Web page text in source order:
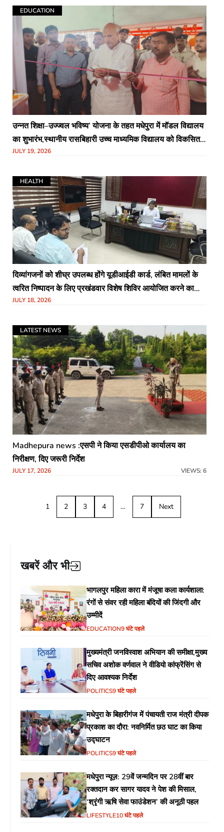
EDUCATION
उन्नत शिक्षा–उज्ज्वल भविष्य’ योजना के तहत मधेपुरा में मॉडल विद्यालय
का शुभारंभ,स्थानीय रासबिहारी उच्च माध्यमिक विद्यालय को विकसित
किया जाएगा आधुनिक आदर्श विद्यालय के रूप में
JULY 19, 2026
HEALTH
दिव्यांगजनों को शीघ्र उपलब्ध होंगे यूडीआईडी कार्ड, लंबित मामलों के
त्वरित निष्पादन के लिए प्रखंडवार विशेष शिविर आयोजित करने का
निर्देश : जिला पदाधिकारी
JULY 18, 2026
LATEST NEWS
Madhepura news :एसपी ने किया एसडीपीओ कार्यालय का
निरीक्षण, दिए जरूरी निर्देश
JULY 17, 2026 VIEWS: 6
1 2 3 4 … 7 Next
खबरें और भी
भागलपुर महिला कारा में मंजूषा कला कार्यशाला:
रंगों से संवर रही महिला बंदियों की जिंदगी और
उम्मीदें
EDUCATION9 घंटे पहले
मुख्यमंत्री जनविस्वाश अभियान की समीक्षा,मुख्य
सचिव अशोक वर्णवाल ने वीडियो कांफ्रेंसिंग से
दिए आवश्यक निर्देश
POLITICS9 घंटे पहले
मधेपुरा के बिहारीगंज में पंचायती राज मंत्री दीपक
प्रकाश का दौरा: नवनिर्मित छठ घाट का किया
उद्घाटन
POLITICS9 घंटे पहले
मधेपुरा न्यूज़: 29वें जन्मदिन पर 28वीं बार
रक्तदान कर सागर यादव ने पेश की मिसाल,
‘श्रृंगी ऋषि सेवा फाउंडेशन’ की अनूठी पहल
LIFESTYLE10 घंटे पहले